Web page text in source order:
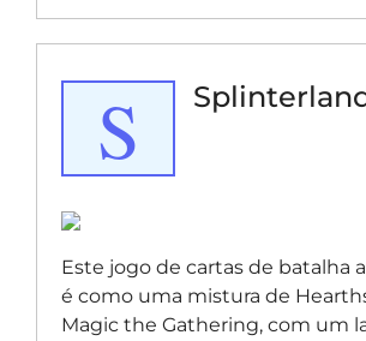
S
Este jogo de cartas de batalha
é como uma mistura de
Magic the Gathering, com um